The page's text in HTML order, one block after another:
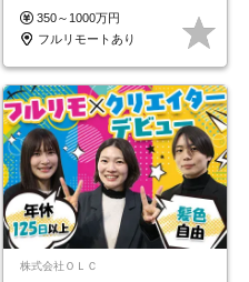
イル自由／研修充実で安心
350～1000万円
フルリモートあり
株式会社ＯＬＣ